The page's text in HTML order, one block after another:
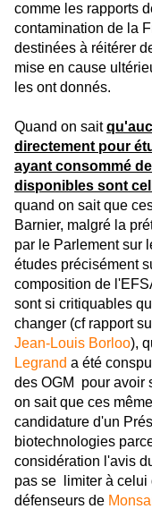
comme les rapports
contamination de la
destinées à réitérer
mise en cause
les ont donnés.
Quand on sait
directement pour
ayant consommé
disponibles sont
quand on sait que
Barnier, malgré la
par le Parlement sur
études précisément
composition de
sont si critiquables
changer (cf rapport
Jean-Louis Borloo),
Legrand a été
des OGM pour avoir
on sait que ces
candidature d'un
biotechnologies
considération l'avis
pas se limiter à celui
défenseurs de